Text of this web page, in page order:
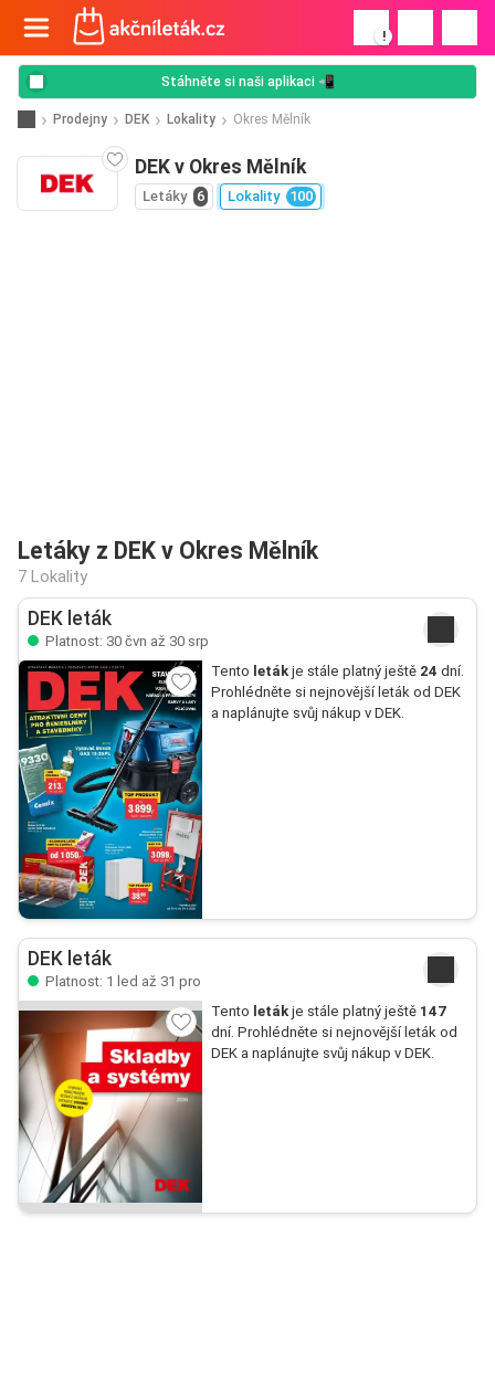
!
Stáhněte si naši aplikaci 📲
Prodejny DEK Lokality Okres Mělník
DEK v Okres Mělník
Letáky 6 Lokality 100
Letáky z DEK v Okres Mělník
7 Lokality
DEK leták
Platnost: 30 čvn až 30 srp
Tento letákje stále platný ještě 24 dní.
Prohlédněte si nejnovější leták od DEK
a naplánujte svůj nákup v DEK.
DEK leták
Platnost: 1 led až 31 pro
Tento letákje stále platný ještě 147
dní. Prohlédněte si nejnovější leták od
DEK a naplánujte svůj nákup v DEK.